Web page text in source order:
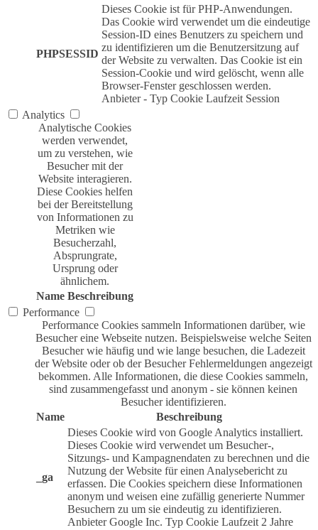
PHPSESSID
Dieses Cookie ist für PHP-Anwendungen.
Das Cookie wird verwendet um die eindeutige
Session-ID eines Benutzers zu speichern und
zu identifizieren um die Benutzersitzung auf
der Website zu verwalten. Das Cookie ist ein
Session-Cookie und wird gelöscht, wenn alle
Browser-Fenster geschlossen werden.
Anbieter - Typ Cookie Laufzeit Session
Analytics
Analytische Cookies
werden verwendet,
um zu verstehen, wie
Besucher mit der
Website interagieren.
Diese Cookies helfen
bei der Bereitstellung
von Informationen zu
Metriken wie
Besucherzahl,
Absprungrate,
Ursprung oder
ähnlichem.
Name Beschreibung
Performance
Performance Cookies sammeln Informationen darüber, wie
Besucher eine Webseite nutzen. Beispielsweise welche Seiten
Besucher wie häufig und wie lange besuchen, die Ladezeit
der Website oder ob der Besucher Fehlermeldungen angezeigt
bekommen. Alle Informationen, die diese Cookies sammeln,
sind zusammengefasst und anonym - sie können keinen
Besucher identifizieren.
Name
Beschreibung
_ga
Dieses Cookie wird von Google Analytics installiert.
Dieses Cookie wird verwendet um Besucher-,
Sitzungs- und Kampagnendaten zu berechnen und die
Nutzung der Website für einen Analysebericht zu
erfassen. Die Cookies speichern diese Informationen
anonym und weisen eine zufällig generierte Nummer
Besuchern zu um sie eindeutig zu identifizieren.
Anbieter Google Inc. Typ Cookie Laufzeit 2 Jahre